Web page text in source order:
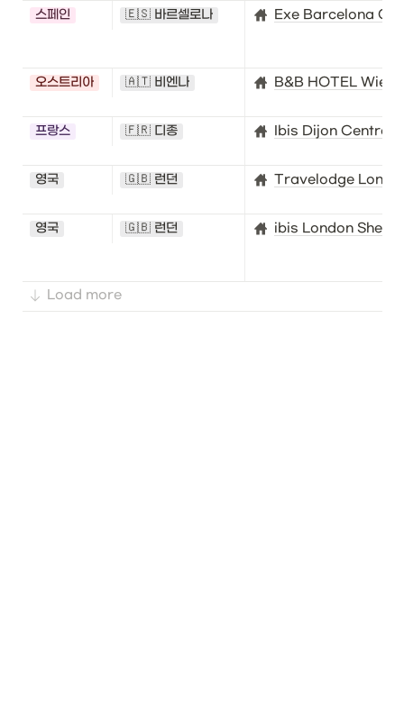
스페인
🇪🇸 바르셀로나 Exe Barcelona
오스트리아 🇦🇹 비엔나 B&B HOTEL
프랑스 🇫🇷 디종 Ibis Dijon Centre
영국 🇬🇧 런던 Travelodge
영국 🇬🇧 런던 ibis London
Load more